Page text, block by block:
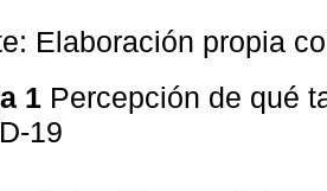
Elaboración propia
1 Percepción de qué
19